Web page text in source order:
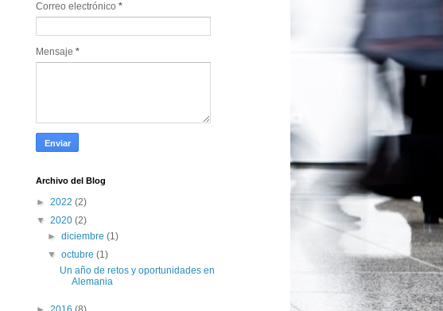
Correo electrónico *
Mensaje *
Archivo del Blog
► 2022 (2)
▼ 2020 (2)
►diciembre(1)
▼octubre(1)
Un año de retos y oportunidades en
Alemania